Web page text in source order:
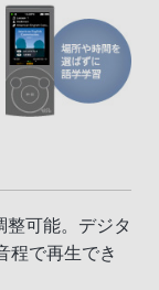
可能。デジタ
程で再生でき